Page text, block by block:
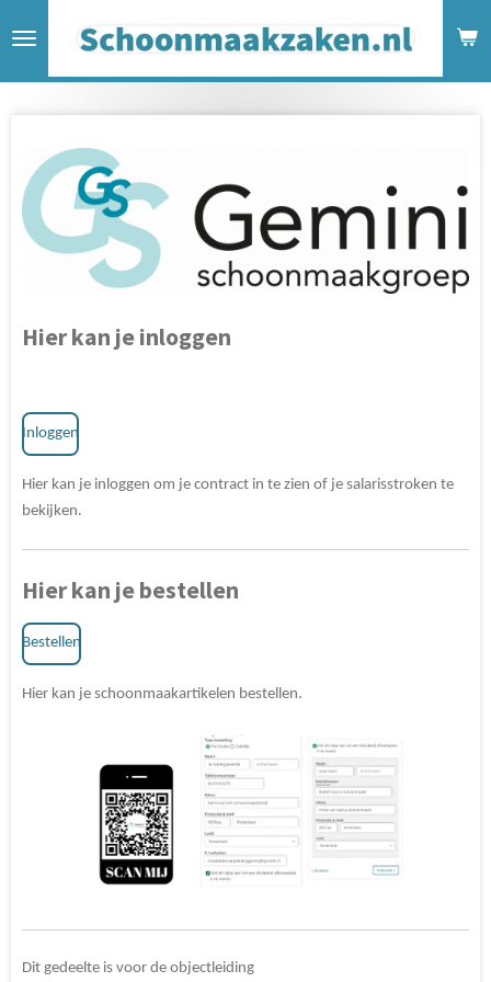
direct
Hier kan je inloggen
Inloggen
Hier kan je inloggen om je contract in te zien of je salarisstroken te
bekijken.
Hier kan je bestellen
Bestellen
Hier kan je schoonmaakartikelen bestellen.
Dit gedeelte is voor de objectleiding